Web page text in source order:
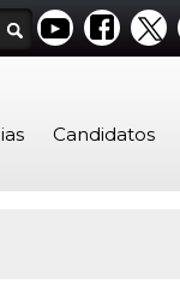
Candidatos